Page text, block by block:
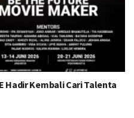
Hadir Kembali Cari Talenta